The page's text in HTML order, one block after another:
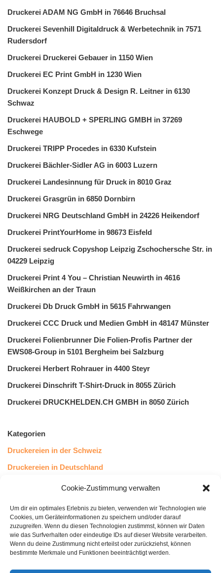
Cookie-Zustimmung verwalten
Um dir ein optimales Erlebnis zu bieten, verwenden wir Technologien wie
Cookies, um Geräteinformationen zu speichern und/oder darauf
zuzugreifen. Wenn du diesen Technologien zustimmst, können wir Daten
wie das Surfverhalten oder eindeutige IDs auf dieser Website verarbeiten.
Wenn du deine Zustimmung nicht erteilst oder zurückziehst, können
bestimmte Merkmale und Funktionen beeinträchtigt werden.
Druckerei ADAM NG GmbH in 76646 Bruchsal
Druckerei Sevenhill Digitaldruck & Werbetechnik in 7571
Rudersdorf
Druckerei Druckerei Gebauer in 1150 Wien
Druckerei EC Print GmbH in 1230 Wien
Druckerei Konzept Druck & Design R. Leitner in 6130
Schwaz
Druckerei HAUBOLD + SPERLING GMBH in 37269
Eschwege
Druckerei TRIPP Procedes in 6330 Kufstein
Druckerei Bächler-Sidler AG in 6003 Luzern
Druckerei Landesinnung für Druck in 8010 Graz
Druckerei Grasgrün in 6850 Dornbirn
Druckerei NRG Deutschland GmbH in 24226 Heikendorf
Druckerei PrintYourHome in 98673 Eisfeld
Druckerei sedruck Copyshop Leipzig Zschochersche Str. in
04229 Leipzig
Druckerei Print 4 You – Christian Neuwirth in 4616
Weißkirchen an der Traun
Druckerei Db Druck GmbH in 5615 Fahrwangen
Druckerei CCC Druck und Medien GmbH in 48147 Münster
Druckerei Folienbrunner Die Folien-Profis Partner der
EWS08-Group in 5101 Bergheim bei Salzburg
Druckerei Herbert Rohrauer in 4400 Steyr
Druckerei Dinschrift T-Shirt-Druck in 8055 Zürich
Druckerei DRUCKHELDEN.CH GMBH in 8050 Zürich
Kategorien
Druckereien in der Schweiz
Druckereien in Deutschland
Druckereien in Österreich
Kundenstimmen